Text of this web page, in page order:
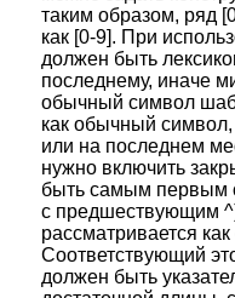
таким образом, ряд
как [0-9]. При
должен быть
последнему, иначе
обычный символ
как обычный
или на последнем
нужно включить
быть самым первым
с предшествующим
рассматривается
Соответствующий
должен быть